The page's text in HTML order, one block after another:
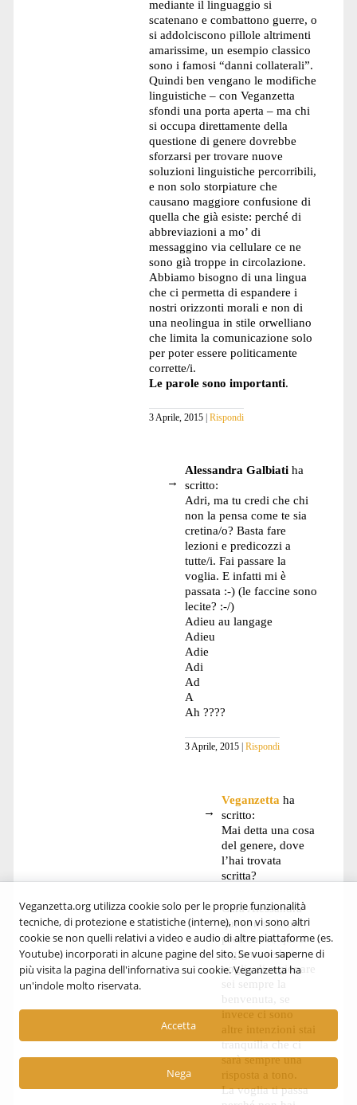
mediante il linguaggio si
scatenano e combattono guerre, o
si addolciscono pillole altrimenti
amarissime, un esempio classico
sono i famosi “danni collaterali”.
Quindi ben vengano le modifiche
linguistiche – con Veganzetta
sfondi una porta aperta – ma chi
si occupa direttamente della
questione di genere dovrebbe
sforzarsi per trovare nuove
soluzioni linguistiche percorribili,
e non solo storpiature che
causano maggiore confusione di
quella che già esiste: perché di
abbreviazioni a mo’ di
messaggino via cellulare ce ne
sono già troppe in circolazione.
Abbiamo bisogno di una lingua
che ci permetta di espandere i
nostri orizzonti morali e non di
una neolingua in stile orwelliano
che limita la comunicazione solo
per poter essere politicamente
corrette/i.
Le parole sono importanti.
3 Aprile, 2015 Rispondi
Alessandra Galbiati ha
scritto:
Adri, ma tu credi che chi
non la pensa come te sia
cretina/o? Basta fare
lezioni e predicozzi a
tutte/i. Fai passare la
voglia. E infatti mi è
passata :-) (le faccine sono
lecite? :-/)
Adieu au langage
Adieu
Adie
Adi
Ad
A
Ah ????
3 Aprile, 2015 Rispondi
Veganzetta ha
scritto:
Mai detta una cosa
del genere, dove
l’hai trovata
scritta?
Cara Alessandra
qui non si fanno
predicozzi, qui si
ragiona, se hai
voglia di ragionare
sei sempre la
benvenuta, se
invece ci sono
altre intenzioni stai
tranquilla che ci
sarà sempre una
risposta a tono.
La voglia ti passa
Veganzetta.org utilizza cookie solo per le proprie funzionalità
tecniche, di protezione e statistiche (interne), non vi sono altri
cookie se non quelli relativi a video e audio di altre piattaforme (es.
Youtube) incorporati in alcune pagine del sito. Se vuoi saperne di
più visita la pagina dell'infornativa sui cookie. Veganzetta ha
un'indole molto riservata.
Accetta
Nega